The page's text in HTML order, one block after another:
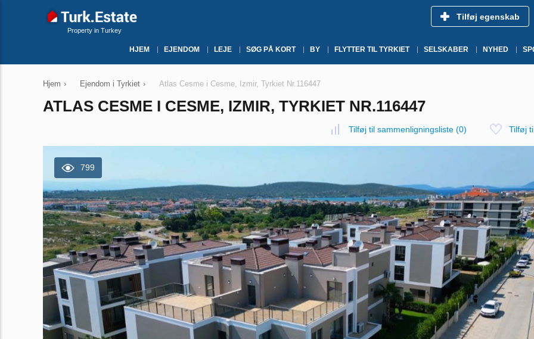
Property in Turkey
Tilføj egenskab
HJEM EJENDOM LEJE SØG PÅ KORT BY FLYTTER TIL TYRKIET SELSKABER NYHED
Hjem › Ejendom i Tyrkiet › Atlas Cesme i Cesme, Izmir, Tyrkiet Nr.116447
ATLAS CESME I CESME, IZMIR, TYRKIET NR.116447
Tilføj til sammenligningsliste (0) Tilføj
799